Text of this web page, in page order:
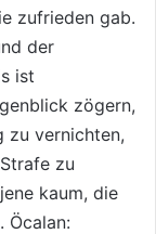
zufrieden gab.
der
ist
zögern,
zu vernichten,
zu
kaum, die
Öcalan: